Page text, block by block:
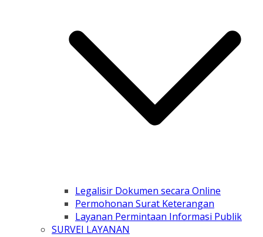
Legalisir Dokumen secara Online
Permohonan Surat Keterangan
Layanan Permintaan Informasi Publik
SURVEI LAYANAN